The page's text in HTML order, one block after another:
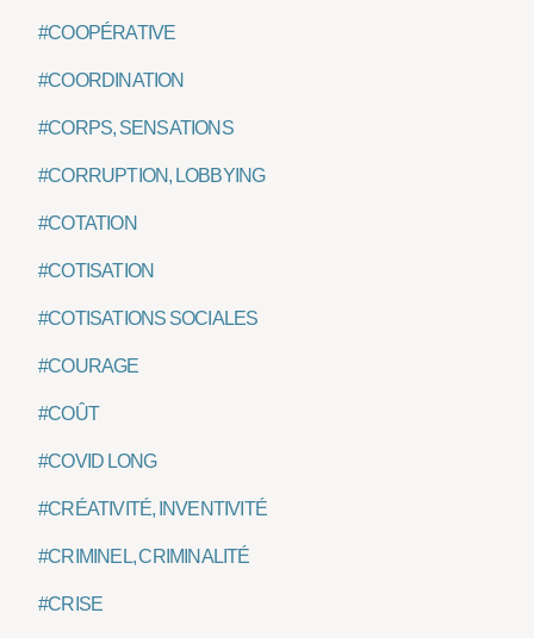
#COOPÉRATIVE
#COORDINATION
#CORPS, SENSATIONS
#CORRUPTION, LOBBYING
#COTATION
#COTISATION
#COTISATIONS SOCIALES
#COURAGE
#COÛT
#COVID LONG
#CRÉATIVITÉ, INVENTIVITÉ
#CRIMINEL, CRIMINALITÉ
#CRISE